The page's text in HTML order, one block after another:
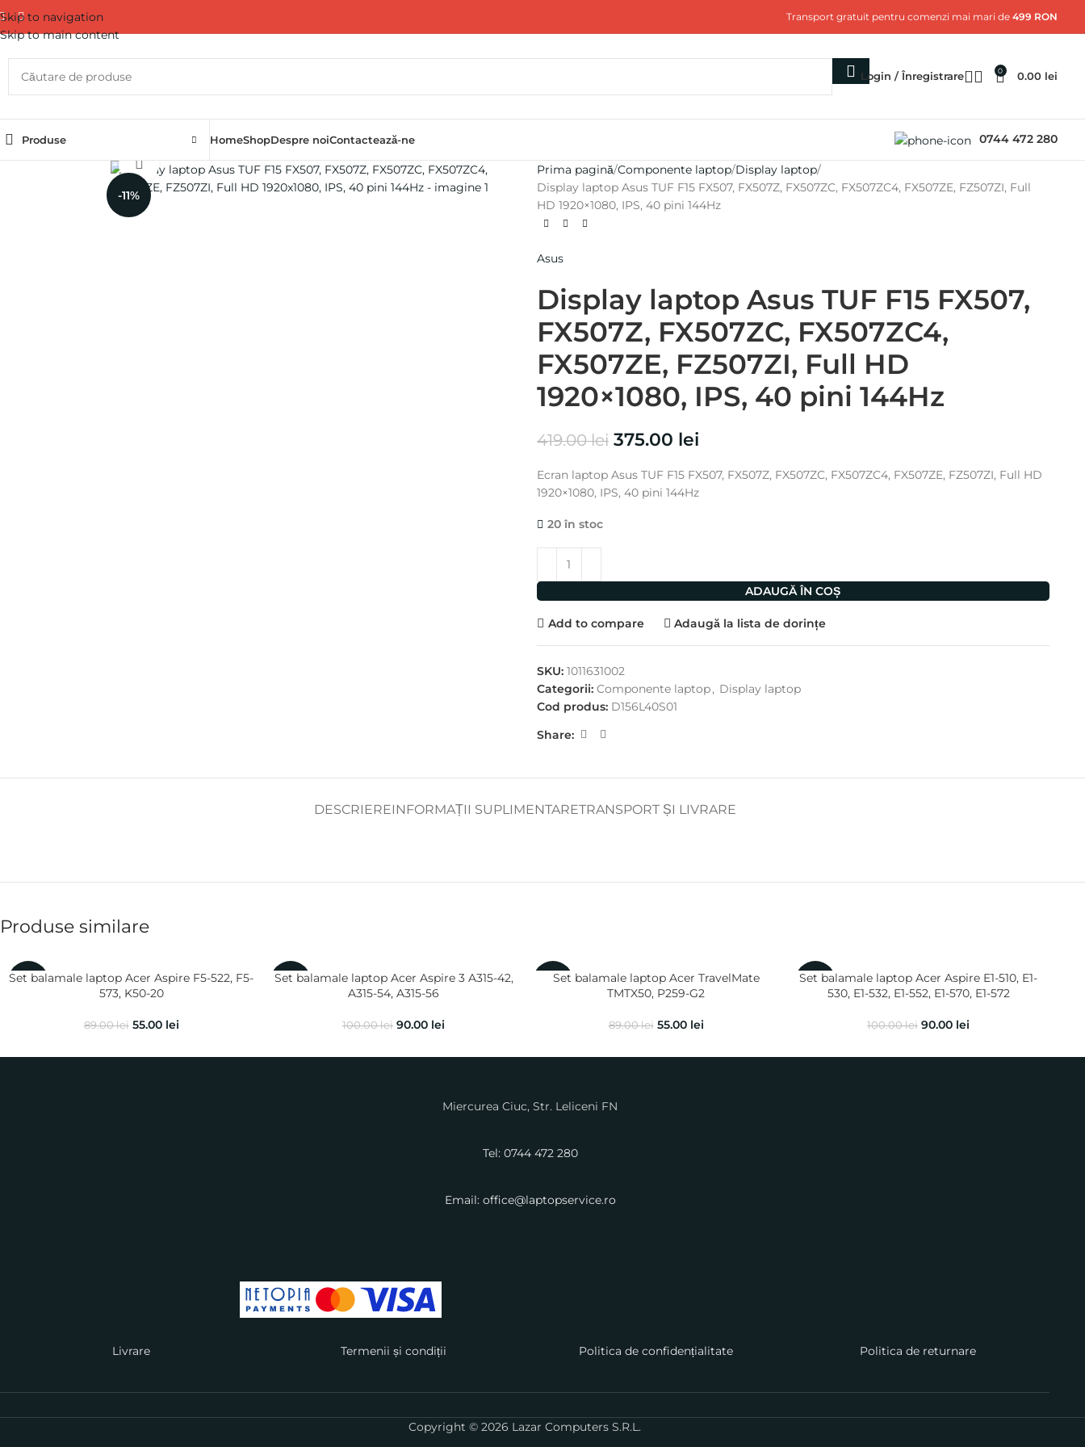
Skip to navigation
Skip to main content
Transport gratuit pentru comenzi mai mari de 499 RON
Login / Înregistrare 0 0.00 lei
Produse HomeShopDespre noiContactează-ne 0744 472 280
-11%
Click pentru a mări Prima pagină Componente laptop Display laptop
Display laptop Asus TUF F15 FX507, FX507Z, FX507ZC, FX507ZC4, FX507ZE, FZ507ZI, Full
HD 1920×1080, IPS, 40 pini 144Hz
Asus
Display laptop Asus TUF F15 FX507,
FX507Z, FX507ZC, FX507ZC4,
FX507ZE, FZ507ZI, Full HD
1920×1080, IPS, 40 pini 144Hz
419.00lei 375.00 lei
Ecran laptop Asus TUF F15 FX507, FX507Z, FX507ZC, FX507ZC4, FX507ZE, FZ507ZI, Full HD
1920×1080, IPS, 40 pini 144Hz
20 în stoc
ADAUGĂ ÎN COȘ
Add to compare Adaugă la lista de dorințe
SKU: 1011631002
Categorii: Componente laptop, Display laptop
Cod produs: D156L40S01
Share:
DESCRIEREINFORMAȚII SUPLIMENTARETRANSPORT ȘI LIVRARE
Produse similare
-38%
Set balamale laptop Acer Aspire F5-522, F5-
573, K50-20
89.00lei 55.00 lei
-10%
Set balamale laptop Acer Aspire 3 A315-42,
A315-54, A315-56
100.00lei 90.00 lei
-38%
Set balamale laptop Acer TravelMate
TMTX50, P259-G2
89.00lei 55.00 lei
-10%
Set balamale laptop Acer Aspire E1-510, E1-
530, E1-532, E1-552, E1-570, E1-572
100.00lei 90.00 lei
Miercurea Ciuc, Str. Leliceni FN
Tel: 0744 472 280
Email: office@laptopservice.ro
Livrare Termenii și condiții Politica de confidențialitate Politica de returnare
Copyright © 2026 Lazar Computers S.R.L.